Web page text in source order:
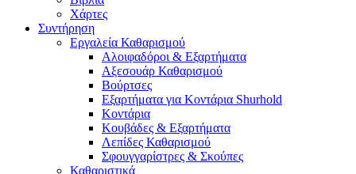
Χάρτες
Συντήρηση
Εργαλεία Καθαρισμού
Αλοιφαδόροι & Εξαρτήματα
Αξεσουάρ Καθαρισμού
Βούρτσες
Εξαρτήματα για Κοντάρια Shurhold
Κοντάρια
Κουβάδες & Εξαρτήματα
Λεπίδες Καθαρισμού
Σφουγγαρίστρες & Σκούπες
Καθαριστικά